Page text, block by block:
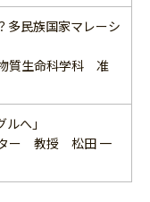
多民族国家マレーシ
質生命科学科 准
へ」
ー 教授 松田 一